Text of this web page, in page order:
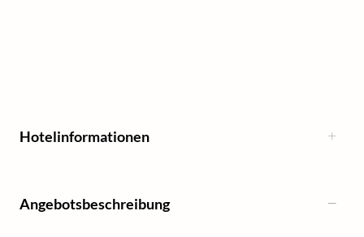
Hotelinformationen
Angebotsbeschreibung